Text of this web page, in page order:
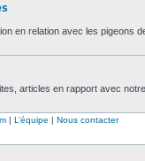
en relation avec les pigeons
articles en rapport avec notre
| L’équipe | Nous contacter